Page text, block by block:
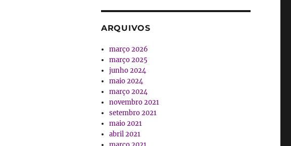
ARQUIVOS
março 2026
março 2025
junho 2024
maio 2024
março 2024
novembro 2021
setembro 2021
maio 2021
abril 2021